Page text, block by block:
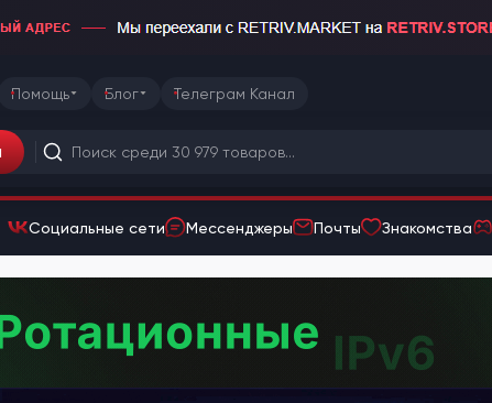
Помощь Блог Телеграм Канал
Социальные сети Мессенджеры Почты Знакомства